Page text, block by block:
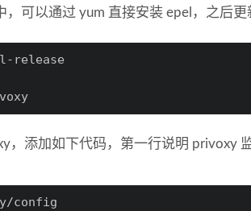
可以通过 yum 直接安装 epel，之后更
release
，添加如下代码，第一行说明 privoxy
config